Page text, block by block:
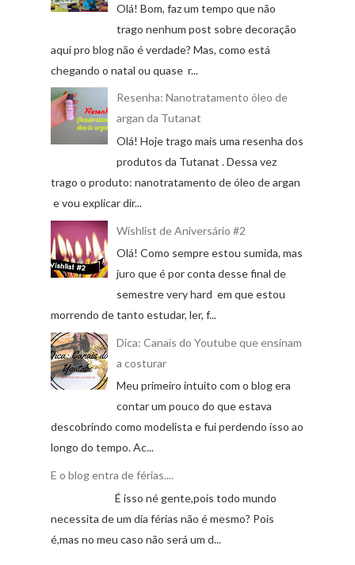
Olá! Bom, faz um tempo que não
trago nenhum post sobre decoração
aqui pro blog não é verdade? Mas, como está
chegando o natal ou quase r...
Resenha: Nanotratamento óleo de
argan da Tutanat
Olá! Hoje trago mais uma resenha dos
produtos da Tutanat . Dessa vez
trago o produto: nanotratamento de óleo de argan
e vou explicar dir...
Wishlist de Aniversário #2
Olá! Como sempre estou sumida, mas
juro que é por conta desse final de
semestre very hard em que estou
morrendo de tanto estudar, ler, f...
Dica: Canais do Youtube que ensinam
a costurar
Meu primeiro intuito com o blog era
contar um pouco do que estava
descobrindo como modelista e fui perdendo isso ao
longo do tempo. Ac...
E o blog entra de férias....
É isso né gente,pois todo mundo
necessita de um dia férias não é mesmo? Pois
é,mas no meu caso não será um d...